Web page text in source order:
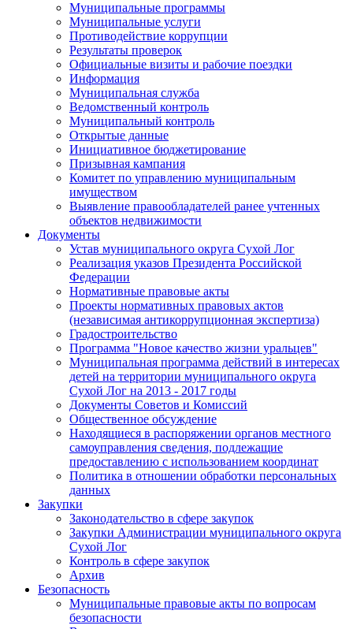
Муниципальные программы
Муниципальные услуги
Противодействие коррупции
Результаты проверок
Официальные визиты и рабочие поездки
Информация
Муниципальная служба
Ведомственный контроль
Муниципальный контроль
Открытые данные
Инициативное бюджетирование
Призывная кампания
Комитет по управлению муниципальным
имуществом
Выявление правообладателей ранее учтенных
объектов недвижимости
Документы
Устав муниципального округа Сухой Лог
Реализация указов Президента Российской
Федерации
Нормативные правовые акты
Проекты нормативных правовых актов
(независимая антикоррупционная экспертиза)
Градостроительство
Программа "Новое качество жизни уральцев"
Муниципальная программа действий в интересах
детей на территории муниципального округа
Сухой Лог на 2013 - 2017 годы
Документы Советов и Комиссий
Общественное обсуждение
Находящиеся в распоряжении органов местного
самоуправления сведения, подлежащие
предоставлению с использованием координат
Политика в отношении обработки персональных
данных
Закупки
Законодательство в сфере закупок
Закупки Администрации муниципального округа
Сухой Лог
Контроль в сфере закупок
Архив
Безопасность
Муниципальные правовые акты по вопросам
безопасности